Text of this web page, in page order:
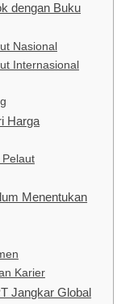
dengan Buku
Nasional
Internasional
Harga
Pelaut
Menentukan
Karier
Jangkar Global